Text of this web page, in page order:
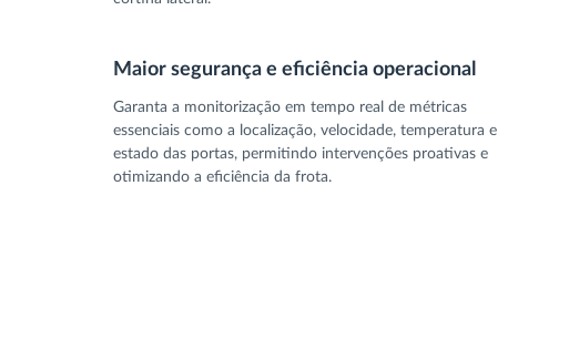
Maior segurança e eficiência operacional
Garanta a monitorização em tempo real de métricas
essenciais como a localização, velocidade, temperatura e
estado das portas, permitindo intervenções proativas e
otimizando a eficiência da frota.